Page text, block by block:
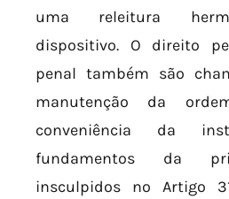
uma releitura
dispositivo. O direito
penal também são
manutenção da
conveniência da
fundamentos da
insculpidos no Artigo